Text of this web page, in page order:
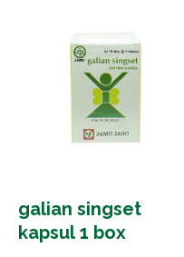
galian singset
kapsul 1 box